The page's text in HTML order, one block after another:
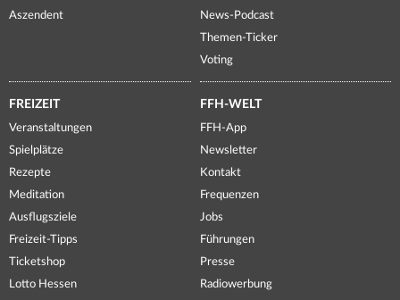
Aszendent
News-Podcast
Themen-Ticker
Voting
FREIZEIT
Veranstaltungen
Spielplätze
Rezepte
Meditation
Ausflugsziele
Freizeit-Tipps
Ticketshop
Lotto Hessen
FFH-WELT
FFH-App
Newsletter
Kontakt
Frequenzen
Jobs
Führungen
Presse
Radiowerbung